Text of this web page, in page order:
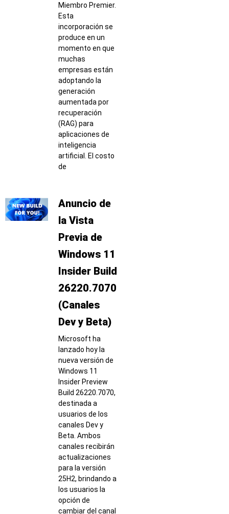
Miembro Premier.
Esta
incorporación se
produce en un
momento en que
muchas
empresas están
adoptando la
generación
aumentada por
recuperación
(RAG) para
aplicaciones de
inteligencia
artificial. El costo
de
Anuncio de
la Vista
Previa de
Windows 11
Insider Build
26220.7070
(Canales
Dev y Beta)
Microsoft ha
lanzado hoy la
nueva versión de
Windows 11
Insider Preview
Build 26220.7070,
destinada a
usuarios de los
canales Dev y
Beta. Ambos
canales recibirán
actualizaciones
para la versión
25H2, brindando a
los usuarios la
opción de
cambiar del canal